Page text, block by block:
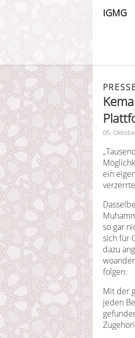
IGMG
05.
ein
so gar
sich für
dazu
folgen.
Mit der
jeden